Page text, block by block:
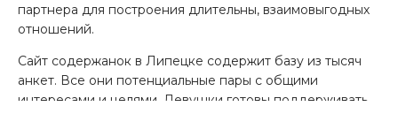
партнера для построения длительны, взаимовыгодных
отношений.
Сайт содержанок в Липецке содержит базу из тысяч
анкет. Все они потенциальные пары с общими
интересами и целями. Девушки готовы поддерживать